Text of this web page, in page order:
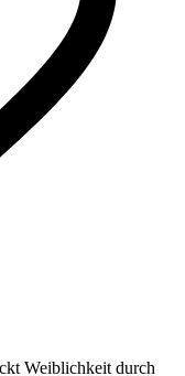
Weiblichkeit durch